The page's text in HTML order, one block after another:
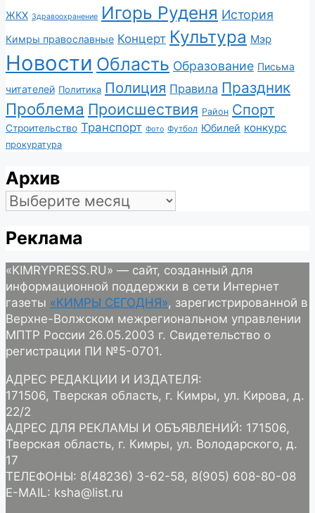
ЖКХ Здравоохранение Игорь Руденя История
Кимры православные Концерт Культура Мэр
Новости Область Образование Письма
читателей Политика Полиция Правила Праздник
Проблема Происшествия Район Спорт
Строительство Транспорт Фото Футбол Юбилей конкурс
прокуратура
Архив
Архив
Реклама
«KIMRYPRESS.RU» — сайт, созданный для
информационной поддержки в сети Интернет
газеты «КИМРЫ СЕГОДНЯ», зарегистрированной в
Верхне-Волжском межрегиональном управлении
МПТР России 26.05.2003 г. Свидетельство о
регистрации ПИ №5-0701.
АДРЕС РЕДАКЦИИ И ИЗДАТЕЛЯ:
171506, Тверская область, г. Кимры, ул. Кирова, д.
22/2
АДРЕС ДЛЯ РЕКЛАМЫ И ОБЪЯВЛЕНИЙ: 171506,
Тверская область, г. Кимры, ул. Володарского, д.
17
ТЕЛЕФОНЫ: 8(48236) 3-62-58, 8(905) 608-80-08
E-MAIL: ksha@list.ru